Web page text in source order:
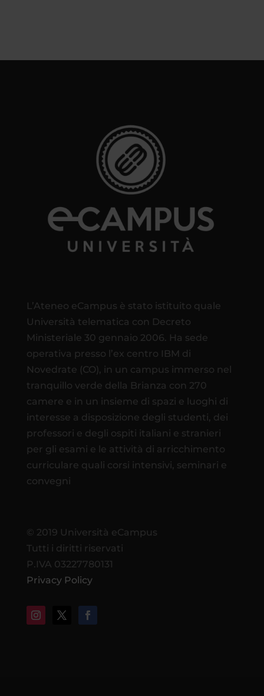
L’Ateneo eCampus è stato istituito quale
Università telematica con Decreto
Ministeriale 30 gennaio 2006. Ha sede
operativa presso l’ex centro IBM di
Novedrate (CO), in un campus immerso nel
tranquillo verde della Brianza con 270
camere e in un insieme di spazi e luoghi di
interesse a disposizione degli studenti, dei
professori e degli ospiti italiani e stranieri
per gli esami e le attività di arricchimento
curriculare quali corsi intensivi, seminari e
convegni
© 2019 Università eCampus
Tutti i diritti riservati
P.IVA 03227780131
Privacy Policy